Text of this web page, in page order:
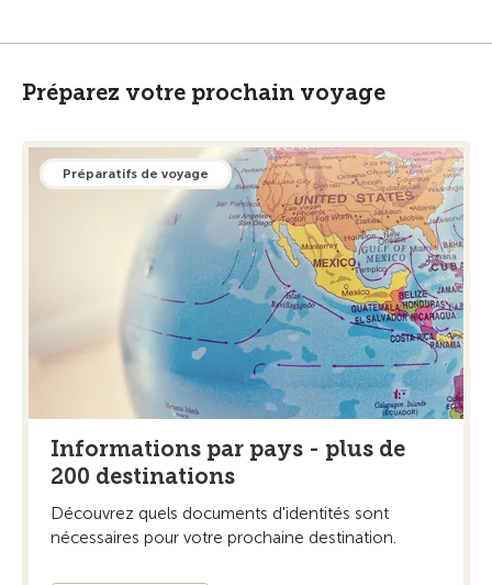
Préparez votre prochain voyage
Préparatifs de voyage
Informations par pays - plus de
200 destinations
Découvrez quels documents d'identités sont
nécessaires pour votre prochaine destination.